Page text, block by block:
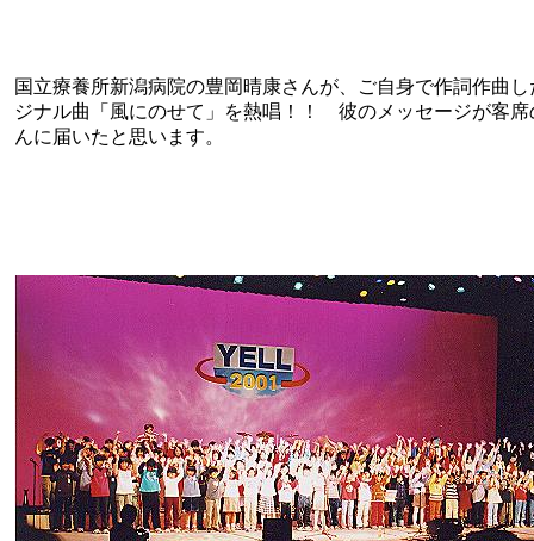
国立療養所新潟病院の豊岡晴康さんが、ご自身で作詞作曲し
ジナル曲「風にのせて」を熱唱！！ 彼のメッセージが客席
んに届いたと思います。